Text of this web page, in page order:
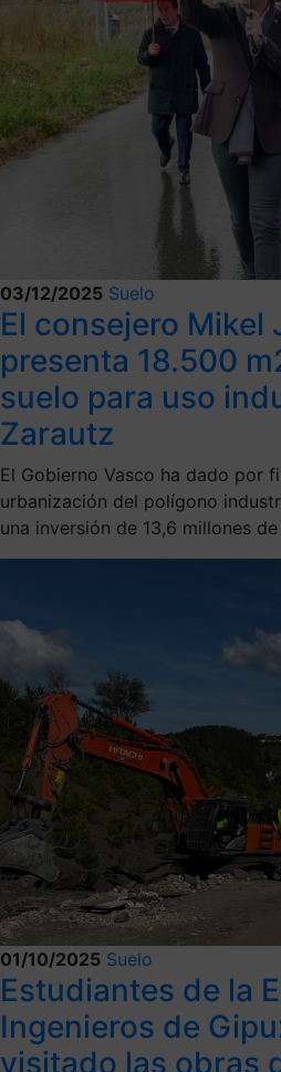
03/12/2025 Suelo
El consejero Mikel
presenta 18.500
suelo para uso
Zarautz
El Gobierno Vasco ha dado por
urbanización del polígono
una inversión de 13,6 millones
01/10/2025 Suelo
Estudiantes de la
Ingenieros de
visitado las obras